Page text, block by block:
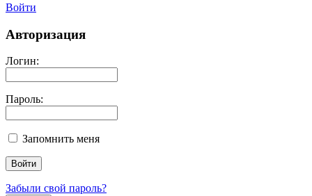
Войти
Авторизация
Логин:
Пароль:
Запомнить меня
Забыли свой пароль?